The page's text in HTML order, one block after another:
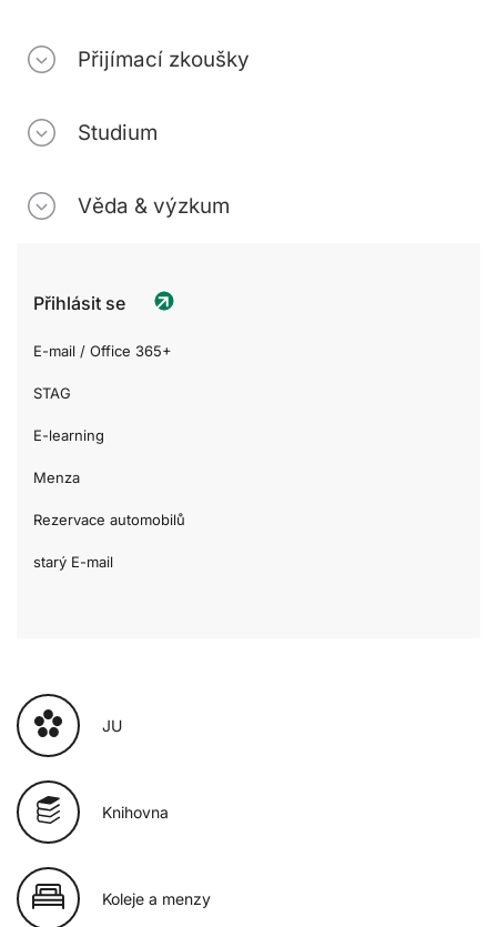
Přijímací zkoušky
Studium
Věda & výzkum
Přihlásit se
E-mail / Office 365+
STAG
E-learning
Menza
Rezervace automobilů
starý E-mail
JU
Knihovna
Koleje a menzy